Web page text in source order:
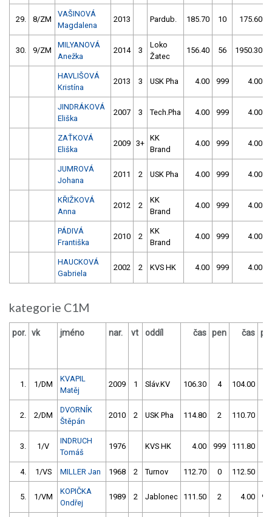
29. 8/ZM
VAŠINOVÁ
Magdalena
2013 Pardub. 185.70 10 175.60
30. 9/ZM
MILYANOVÁ
Anežka
2014 3
Loko
Žatec
156.40 56 1950.30
HAVLIŠOVÁ
Kristína
2013 3 USK Pha 4.00 999 4.00
JINDRÁKOVÁ
Eliška
2007 3 Tech.Pha 4.00 999 4.00
ZAŤKOVÁ
Eliška
2009 3+
KK
Brand
4.00 999 4.00
JUMROVÁ
Johana
2011 2 USK Pha 4.00 999 4.00
KŘIŽKOVÁ
Anna
2012 2
KK
Brand
4.00 999 4.00
PÁDIVÁ
Františka
2010 2
KK
Brand
4.00 999 4.00
HAUCKOVÁ
Gabriela
2002 2 KVS HK 4.00 999 4.00
kategorie C1M
por. vk jméno nar. vt oddíl čas pen čas
1. 1/DM
KVAPIL
Matěj
2009 1 Sláv.KV 106.30 4 104.00
2. 2/DM
DVORNÍK
Štěpán
2010 2 USK Pha 114.80 2 110.70
3. 1/V
INDRUCH
Tomáš
1976 KVS HK 4.00 999 111.80
4. 1/VS MILLER Jan 1968 2 Turnov 112.70 0 112.50
5. 1/VM
KOPIČKA
Ondřej
1989 2 Jablonec 111.50 2 4.00